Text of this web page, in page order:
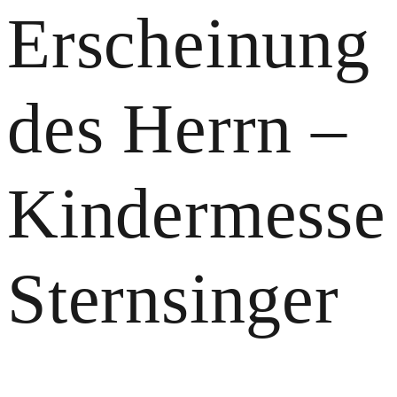
Erscheinung
des Herrn –
Sternsinger